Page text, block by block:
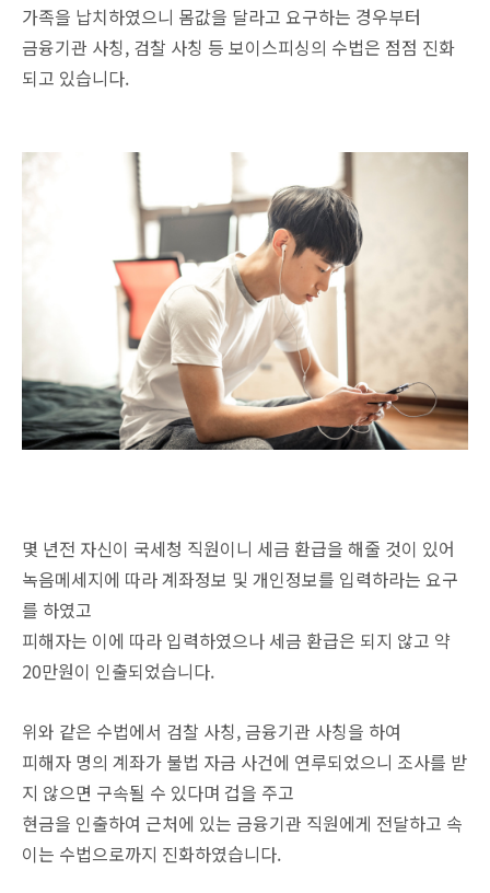
가족을 납치하였으니 몸값을 달라고 요구하는 경우부터
금융기관 사칭, 검찰 사칭 등 보이스피싱의 수법은 점점 진화
되고 있습니다.
몇 년전 자신이 국세청 직원이니 세금 환급을 해줄 것이 있어
녹음메세지에 따라 계좌정보 및 개인정보를 입력하라는 요구
를 하였고
피해자는 이에 따라 입력하였으나 세금 환급은 되지 않고 약
20만원이 인출되었습니다.
위와 같은 수법에서 검찰 사칭, 금융기관 사칭을 하여
피해자 명의 계좌가 불법 자금 사건에 연루되었으니 조사를 받
지 않으면 구속될 수 있다며 겁을 주고
현금을 인출하여 근처에 있는 금융기관 직원에게 전달하고 속
이는 수법으로까지 진화하였습니다.